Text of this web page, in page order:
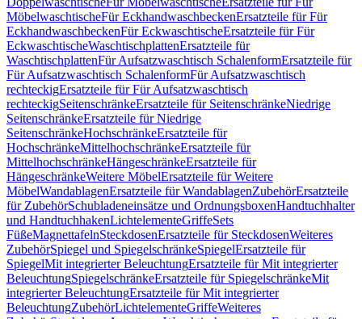
MöbelwaschtischeFür EckhandwaschbeckenErsatzteile für Für
EckhandwaschbeckenFür EckwaschtischeErsatzteile für Für
EckwaschtischeWaschtischplattenErsatzteile für
WaschtischplattenFür Aufsatzwaschtisch SchalenformErsatzteile für
Für Aufsatzwaschtisch SchalenformFür Aufsatzwaschtisch
rechteckigErsatzteile für Für Aufsatzwaschtisch
rechteckigSeitenschränkeErsatzteile für SeitenschränkeNiedrige
SeitenschränkeErsatzteile für Niedrige
SeitenschränkeHochschränkeErsatzteile für
HochschränkeMittelhochschränkeErsatzteile für
MittelhochschränkeHängeschränkeErsatzteile für
HängeschränkeWeitere MöbelErsatzteile für Weitere
MöbelWandablagenErsatzteile für WandablagenZubehörErsatzteile
für ZubehörSchubladeneinsätze und OrdnungsboxenHandtuchhalter
und HandtuchhakenLichtelementeGriffeSets
FüßeMagnettafelnSteckdosenErsatzteile für SteckdosenWeiteres
ZubehörSpiegel und SpiegelschränkeSpiegelErsatzteile für
SpiegelMit integrierter BeleuchtungErsatzteile für Mit integrierter
BeleuchtungSpiegelschränkeErsatzteile für SpiegelschränkeMit
integrierter BeleuchtungErsatzteile für Mit integrierter
BeleuchtungZubehörLichtelementeGriffeWeiteres